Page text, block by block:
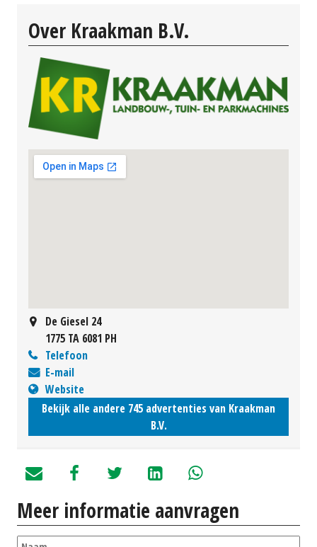
Over Kraakman B.V.
De Giesel 24
1775 TA 6081 PH
Telefoon
E-mail
Website
Bekijk alle andere 745 advertenties van Kraakman
B.V.
Meer informatie aanvragen